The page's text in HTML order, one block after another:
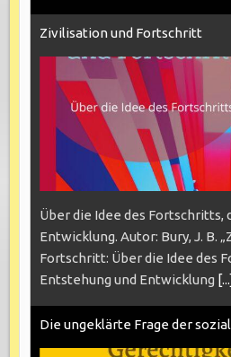
Zivilisation und Fortschritt
Über die Idee des Fortschritts,
Entwicklung. Autor: Bury, J. B.
Fortschritt: Über die Idee des
Entstehung und Entwicklung [...]
Die ungeklärte Frage der